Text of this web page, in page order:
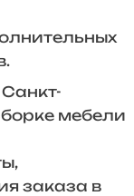
мебели
заказа в